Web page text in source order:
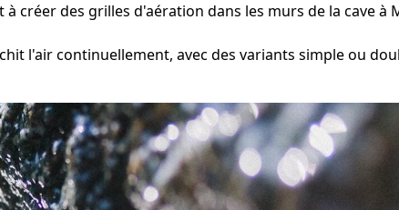
créer des grilles d'aération dans les murs de la cave à
l'air continuellement, avec des variants simple ou